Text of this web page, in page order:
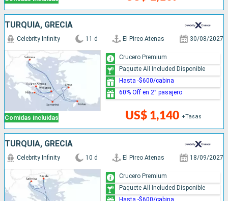
TURQUÍA, GRECIA
Comidas incluidas
Celebrity Infinity 11 d El Pireo Atenas 30/08/2027
US$ 1,140 +Tasas
Crucero Premium
Paquete All Included Disponible
Hasta -$600/cabina
60% Off en 2° pasajero
TURQUÍA, GRECIA
Celebrity Infinity 10 d El Pireo Atenas 18/09/2027
Crucero Premium
Paquete All Included Disponible
Hasta -$600/cabina